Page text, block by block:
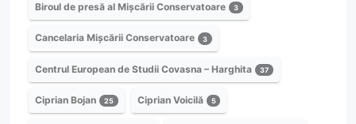
Biroul de presă al Mișcării Conservatoare 3
Cancelaria Mișcării Conservatoare 3
Centrul European de Studii Covasna – Harghita 37
Ciprian Bojan 25 Ciprian Voicilă 5